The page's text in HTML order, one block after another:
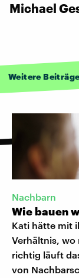
Michael
Weitere
Nachbarn
Wie bauen
Kati hätte mit
Verhältnis, wo
richtig läuft
von